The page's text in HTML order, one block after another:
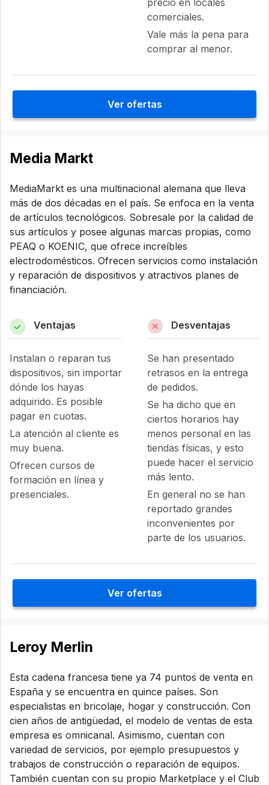
precio en locales
comerciales.
Vale más la pena para
comprar al menor.
Ver ofertas
Media Markt
MediaMarkt es una multinacional alemana que lleva
más de dos décadas en el país. Se enfoca en la venta
de artículos tecnológicos. Sobresale por la calidad de
sus artículos y posee algunas marcas propias, como
PEAQ o KOENIC, que ofrece increíbles
electrodomésticos. Ofrecen servicios como instalación
y reparación de dispositivos y atractivos planes de
financiación.
Ventajas
Instalan o reparan tus
dispositivos, sin importar
dónde los hayas
adquirido. Es posible
pagar en cuotas.
La atención al cliente es
muy buena.
Ofrecen cursos de
formación en línea y
presenciales.
Desventajas
Se han presentado
retrasos en la entrega
de pedidos.
Se ha dicho que en
ciertos horarios hay
menos personal en las
tiendas físicas, y esto
puede hacer el servicio
más lento.
En general no se han
reportado grandes
inconvenientes por
parte de los usuarios.
Ver ofertas
Leroy Merlin
Esta cadena francesa tiene ya 74 puntos de venta en
España y se encuentra en quince países. Son
especialistas en bricolaje, hogar y construcción. Con
cien años de antigüedad, el modelo de ventas de esta
empresa es omnicanal. Asimismo, cuentan con
variedad de servicios, por ejemplo presupuestos y
trabajos de construcción o reparación de equipos.
También cuentan con su propio Marketplace y el Club